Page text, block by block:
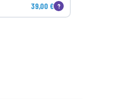
39,00 € ?